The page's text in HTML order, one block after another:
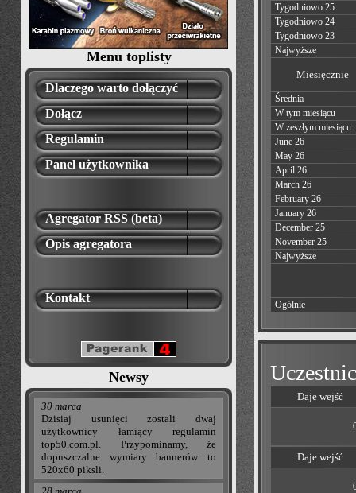
Menu toplisty
Dlaczego warto dołączyć
Dołącz
Regulamin
Panel użytkownika
Agregator RSS (beta)
Opis agregatora
Kontakt
Newsy
30 marca
Dzisiaj usunięci zostali dwaj
użytkownicy łamiący regulamin
top50.com.pl. Przypominamy, że
dopuszczalne wymiary bannerów to
520x60 piksli.
Tygodniowo 25
Tygodniowo 24
Tygodniowo 23
Najwyższe
Miesięcznie
Średnia
W tym miesiącu
W zeszłym miesiącu
June 26
May 26
April 26
March 26
February 26
January 26
December 25
November 25
Najwyższe
Ogólnie
Daje wejść
Daje wejść